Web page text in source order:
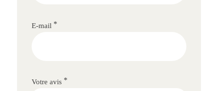
E-mail *
Votre avis *